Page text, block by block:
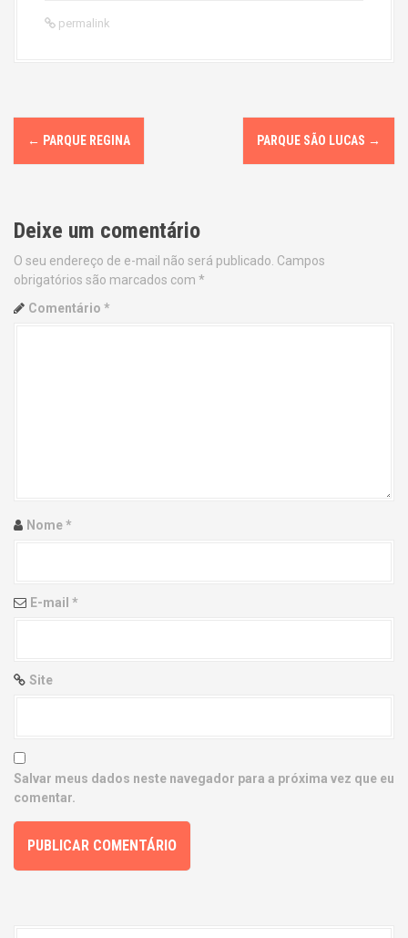
permalink
P
o
t
n
a
i
n
← PARQUE REGINA PARQUE SÃO LUCAS →
Deixe um comentário
O seu endereço de e-mail não será publicado. Campos
obrigatórios são marcados com *
Comentário *
Nome*
E-mail *
Site
Salvar meus dados neste navegador para a próxima vez que eu
comentar.